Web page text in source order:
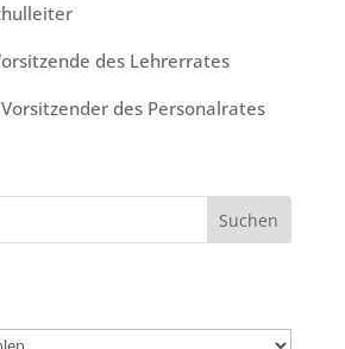
des Lehrerrates
des Personalrates